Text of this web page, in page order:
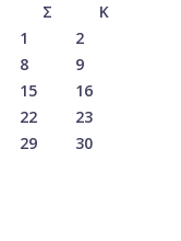
Σ
Κ
1
2
8
9
15
16
22
23
29
30